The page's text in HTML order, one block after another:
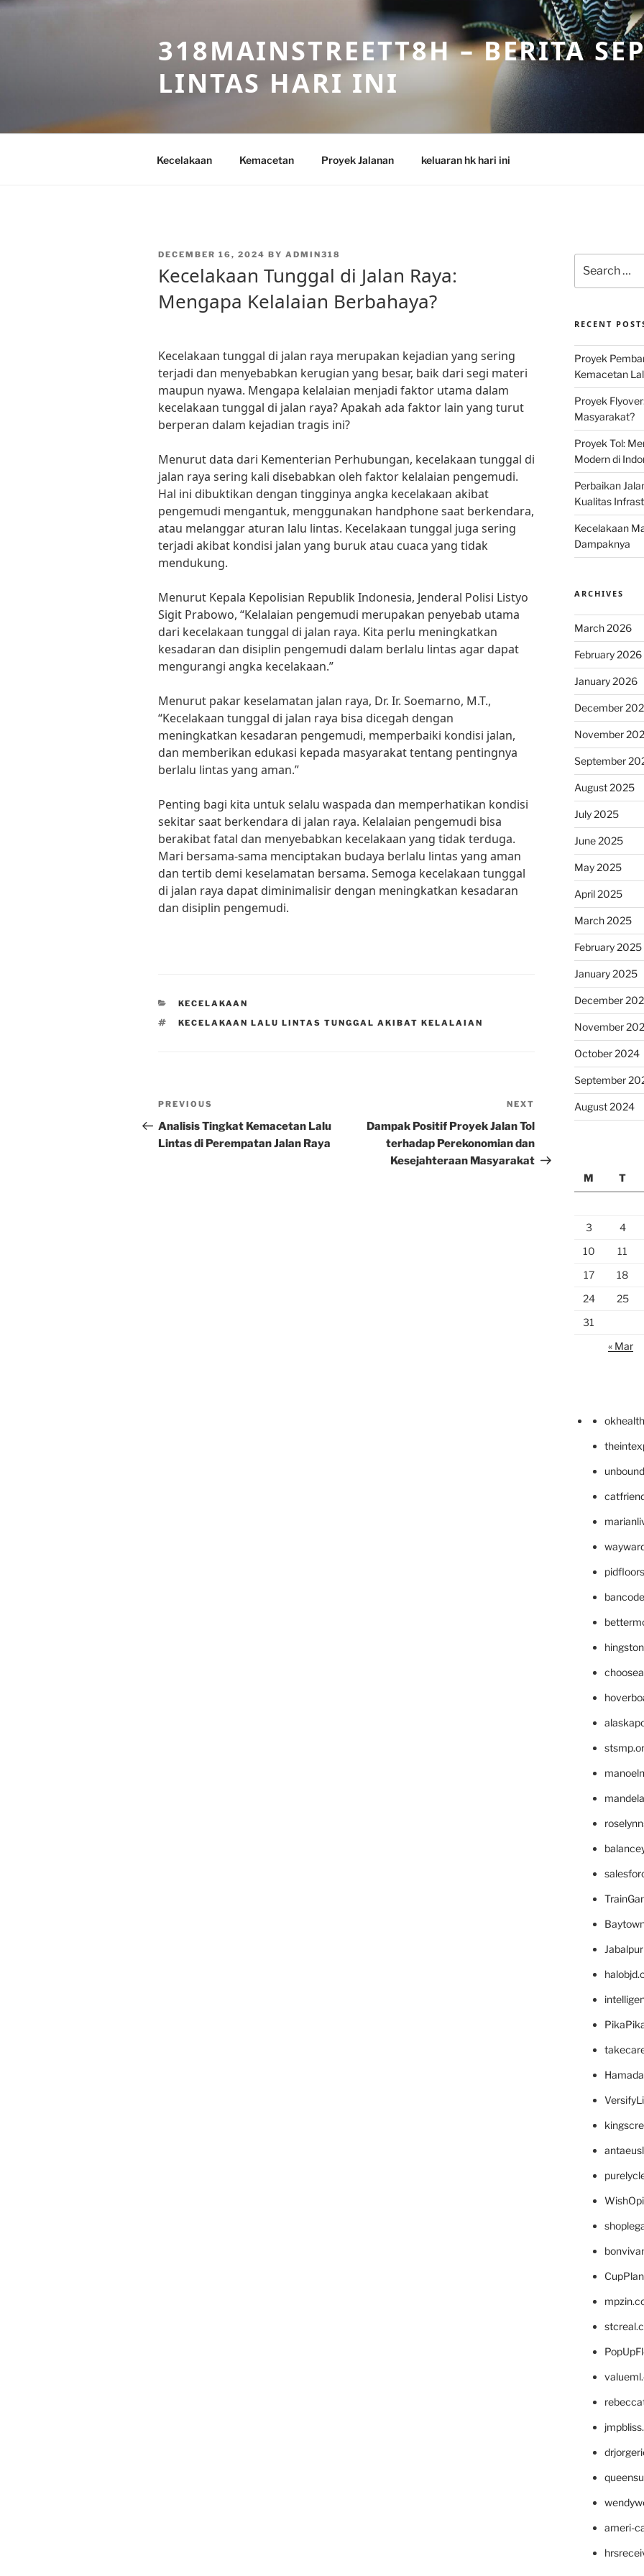
Skip
318MAINSTREETT8H – BERITA
LINTAS HARI INI
Kecelakaan Kemacetan Proyek Jalanan keluaran hk hari ini
POSTED
DECEMBER 16, 2024 BY ADMIN318
Kecelakaan Tunggal di Jalan Raya:
Mengapa Kelalaian Berbahaya?
Kecelakaan tunggal di jalan raya merupakan kejadian yang sering
terjadi dan menyebabkan kerugian yang besar, baik dari segi materi
maupun nyawa. Mengapa kelalaian menjadi faktor utama dalam
kecelakaan tunggal di jalan raya? Apakah ada faktor lain yang turut
berperan dalam kejadian tragis ini?
Menurut data dari Kementerian Perhubungan, kecelakaan tunggal di
jalan raya sering kali disebabkan oleh faktor kelalaian pengemudi.
Hal ini dibuktikan dengan tingginya angka kecelakaan akibat
pengemudi mengantuk, menggunakan handphone saat berkendara,
atau melanggar aturan lalu lintas. Kecelakaan tunggal juga sering
terjadi akibat kondisi jalan yang buruk atau cuaca yang tidak
mendukung.
Menurut Kepala Kepolisian Republik Indonesia, Jenderal Polisi Listyo
Sigit Prabowo, “Kelalaian pengemudi merupakan penyebab utama
dari kecelakaan tunggal di jalan raya. Kita perlu meningkatkan
kesadaran dan disiplin pengemudi dalam berlalu lintas agar dapat
mengurangi angka kecelakaan.”
Menurut pakar keselamatan jalan raya, Dr. Ir. Soemarno, M.T.,
“Kecelakaan tunggal di jalan raya bisa dicegah dengan
meningkatkan kesadaran pengemudi, memperbaiki kondisi jalan,
dan memberikan edukasi kepada masyarakat tentang pentingnya
berlalu lintas yang aman.”
Penting bagi kita untuk selalu waspada dan memperhatikan kondisi
sekitar saat berkendara di jalan raya. Kelalaian pengemudi bisa
berakibat fatal dan menyebabkan kecelakaan yang tidak terduga.
Mari bersama-sama menciptakan budaya berlalu lintas yang aman
dan tertib demi keselamatan bersama. Semoga kecelakaan tunggal
di jalan raya dapat diminimalisir dengan meningkatkan kesadaran
dan disiplin pengemudi.
CATEGORIES
KECELAKAAN
TAGS
KECELAKAAN LALU LINTAS TUNGGAL AKIBAT KELALAIAN
Post
navigation
Previous
Post
PREVIOUS
Analisis Tingkat Kemacetan Lalu
Lintas di Perempatan Jalan Raya
Post
NEXT
Dampak Positif Proyek Jalan Tol
terhadap Perekonomian dan
Kesejahteraan Masyarakat
for:
RECENT
Proyek
Kemacetan
Proyek
Masyarakat?
Proyek Tol:
Modern di
Perbaikan
Kualitas
Kecelakaan
Dampaknya
ARCHIVES
March 2026
February 2026
January 2026
December
November
September
August 2025
July 2025
June 2025
May 2025
April 2025
March 2025
February 2025
January 2025
December
November
October 2024
September
August 2024
M
T
3
4
10
11
17
18
24
25
31
« Mar
ameri-